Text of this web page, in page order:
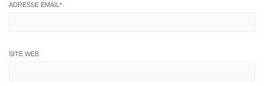
ADRESSE EMAIL *
SITE WEB